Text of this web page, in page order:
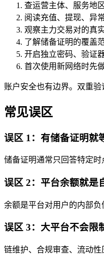
查运营主体、服务地
阅读充值、提现、异
观察主力交易对的真
了解储备证明的覆盖
开启独立密码、验证
首次使用新网络时先
账户安全也有边界。双重
常见误区
误区 1：有储备证明就
储备证明通常只回答特定
误区 2：平台余额就是
余额是平台对用户的内部
误区 3：大平台不会限
链维护、合规审查、流动